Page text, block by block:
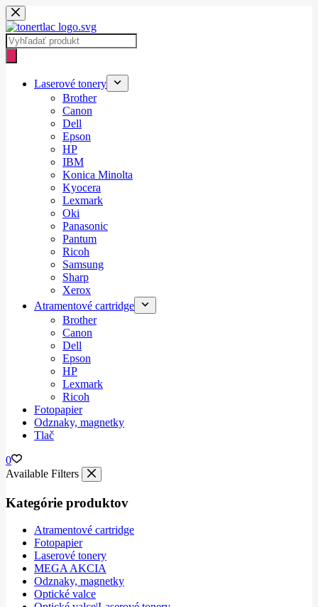
Skip
to
content
Products
search
Laserové tonery
Brother
Canon
Dell
Epson
HP
IBM
Konica Minolta
Kyocera
Lexmark
Oki
Panasonic
Pantum
Ricoh
Samsung
Sharp
Xerox
Atramentové cartridge
Brother
Canon
Dell
Epson
HP
Lexmark
Ricoh
Fotopapier
Odznaky, magnetky
Tlač
0
Available Filters
Kategórie produktov
Atramentové cartridge
Fotopapier
Laserové tonery
MEGA AKCIA
Odznaky, magnetky
Optické valce